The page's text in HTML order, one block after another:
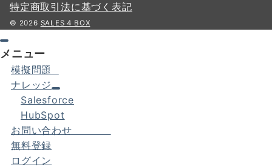
特定商取引法に基づく表記
© 2026 SALES 4 BOX
メニュー
模擬問題
ナレッジ
Salesforce
HubSpot
お問い合わせ
無料登録
ログイン